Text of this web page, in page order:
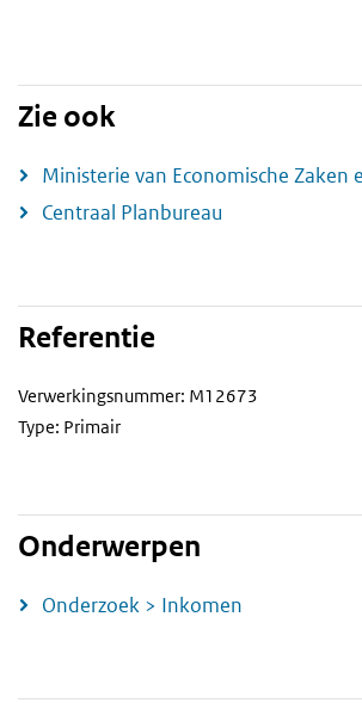
Zie ook
Ministerie van Economische Zaken
Centraal Planbureau
Referentie
Verwerkingsnummer: M12673
Type: Primair
Onderwerpen
Onderzoek > Inkomen